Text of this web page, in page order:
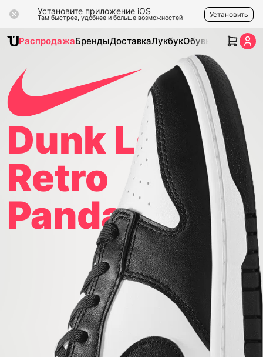
Установите приложение iOS
Там быстрее, удобнее и больше возможностей Установить
РаспродажаБрендыДоставкаЛукбукОбувь Одежда
Dunk Low
Retro
Panda